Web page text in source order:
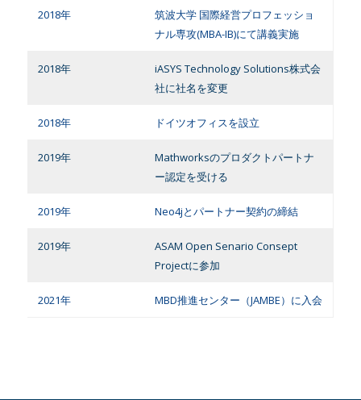
2018年
筑波大学 国際経営プロフェッショ
ナル専攻(MBA-IB)にて講義実施
2018年
iASYS Technology Solutions株式会
社に社名を変更
2018年 ドイツオフィスを設立
2019年
Mathworksのプロダクトパートナ
ー認定を受ける
2019年 Neo4jとパートナー契約の締結
2019年
ASAM Open Senario Consept
Projectに参加
2021年 MBD推進センター（JAMBE）に入会